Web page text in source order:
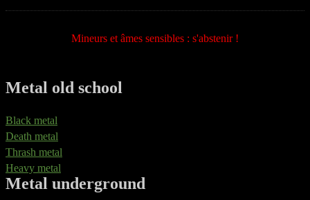
Mineurs et âmes sensibles : s'abstenir !
Metal old school
Black metal
Death metal
Thrash metal
Heavy metal
Metal underground